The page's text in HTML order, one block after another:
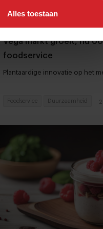
Alles toestaan
Vega markt groeit, nu
foodservice
Plantaardige innovatie op het
Foodservice Duurzaamheid